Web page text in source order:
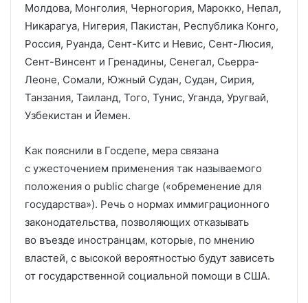
Молдова, Монголия, Черногория, Марокко, Непал,
Никарагуа, Нигерия, Пакистан, Республика Конго,
Россия, Руанда, Сент-Китс и Невис, Сент-Люсия,
Сент-Винсент и Гренадины, Сенегал, Сьерра-
Леоне, Сомали, Южный Судан, Судан, Сирия,
Танзания, Таиланд, Того, Тунис, Уганда, Уругвай,
Узбекистан и Йемен.
Как пояснили в Госдепе, мера связана
с ужесточением применения так называемого
положения о public charge («обременение для
государства»). Речь о нормах иммиграционного
законодательства, позволяющих отказывать
во въезде иностранцам, которые, по мнению
властей, с высокой вероятностью будут зависеть
от государственной социальной помощи в США.